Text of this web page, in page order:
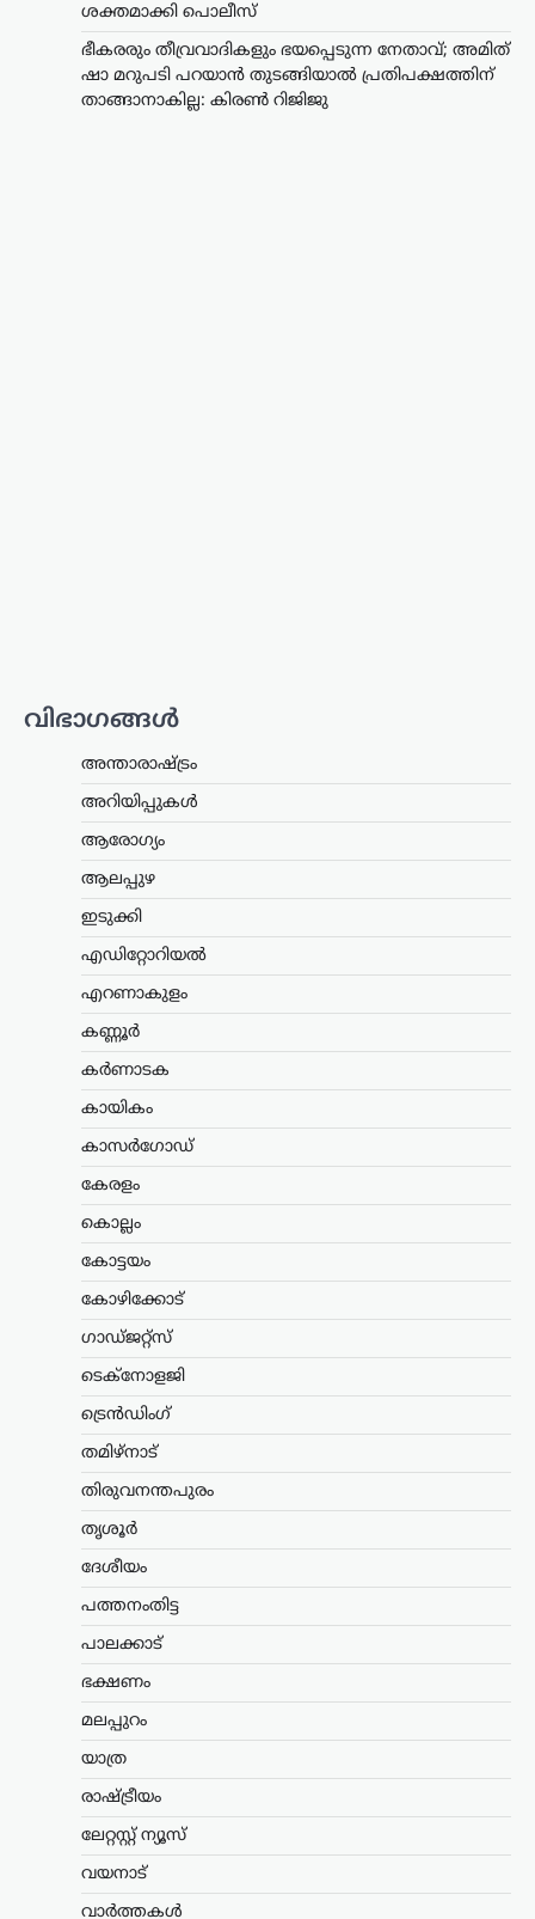
ശക്തമാക്കി പൊലീസ്
ഭീകരരും തീവ്രവാദികളും ഭയപ്പെടുന്ന നേതാവ്; അമിത്
ഷാ മറുപടി പറയാൻ തുടങ്ങിയാൽ പ്രതിപക്ഷത്തിന്
താങ്ങാനാകില്ല: കിരൺ റിജിജു
വിഭാഗങ്ങൾ
അന്താരാഷ്ട്രം
അറിയിപ്പുകൾ
ആരോഗ്യം
ആലപ്പുഴ
ഇടുക്കി
എഡിറ്റോറിയൽ
എറണാകുളം
കണ്ണൂർ
കർണാടക
കായികം
കാസർഗോഡ്
കേരളം
കൊല്ലം
കോട്ടയം
കോഴിക്കോട്
ഗാഡ്ജറ്റ്സ്
ടെക്നോളജി
ട്രെൻഡിംഗ്
തമിഴ്നാട്
തിരുവനന്തപുരം
തൃശൂർ
ദേശീയം
പത്തനംതിട്ട
പാലക്കാട്
ഭക്ഷണം
മലപ്പുറം
യാത്ര
രാഷ്ട്രീയം
ലേറ്റസ്റ്റ് ന്യൂസ്
വയനാട്
വാർത്തകൾ
ഭീകരരും തീവ്രവാദികളും
ഭയപ്പെടുന്ന നേതാവ്;
അമിത് ഷാ മറുപടി
പറയാൻ തുടങ്ങിയാൽ
സമർപ്പിച്ചിരുന്ന വിവാഹമോചന
പിൻവലിച്ചു. ചെങ്കൽപ്പേട്ട് ജില്ലാ കുടുംബ
കോടതിയിലാണ്…
കേന്ദ്രത്തിന്റെ എഥനോൾ-
പെട്രോൾ
പ്രതിഷേധം ശക്തമാക്കും;
മുന്നറിയിപ്പുമായി
സിപിഐഎം
പെട്രോൾ നയത്തിനെതിരെ രൂക്ഷ
ബ്യൂറോ. ഭക്ഷ്യവിളകൾ ഇന്ധന
ഉൽപ്പാദനത്തിനായി വ്യാപകമായി
ഭക്ഷ്യസുരക്ഷയെ ബാധിക്കുമെന്നാണ്
കേരളം,തിരുവനന്തപുരം,വാർത്തകൾ
അടിയന്തര
സാഹചര്യത്തിൽ
വെടിവെക്കാൻ നിർദേശം;
അർജുൻ
പൊലീസ്
ന്യൂസ് ഡെസ്ക്
ഓഗസ്റ്റ്‌ 7, 2026
നിരവധി ക്രിമിനൽ കേസുകളിൽ
തിരച്ചിൽ തുടരുന്നതിനിടെ പൊലീസിന്
നിർണായക നിർദേശം നൽകി തൃശൂർ
പിടികൂടുന്നതിനിടെ അടിയന്തര
ട്രെൻഡിംഗ്,ദേശീയം,രാഷ്ട്രീയം
അമിത് ഷാ മറുപടി
പറയാൻ തുടങ്ങിയാൽ
താങ്ങാനാകില്ല: കിരൺ